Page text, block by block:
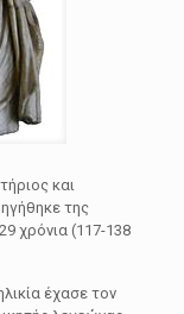
και
της
χρόνια (117-138
έχασε τον